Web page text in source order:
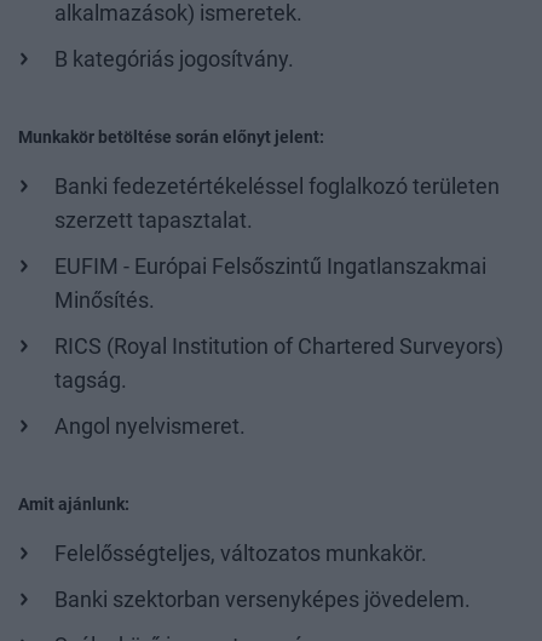
alkalmazások) ismeretek.
B kategóriás jogosítvány.
Munkakör betöltése során előnyt jelent:
Banki fedezetértékeléssel foglalkozó területen
szerzett tapasztalat.
EUFIM - Európai Felsőszintű Ingatlanszakmai
Minősítés.
RICS (Royal Institution of Chartered Surveyors)
tagság.
Angol nyelvismeret.
Amit ajánlunk:
Felelősségteljes, változatos munkakör.
Banki szektorban versenyképes jövedelem.